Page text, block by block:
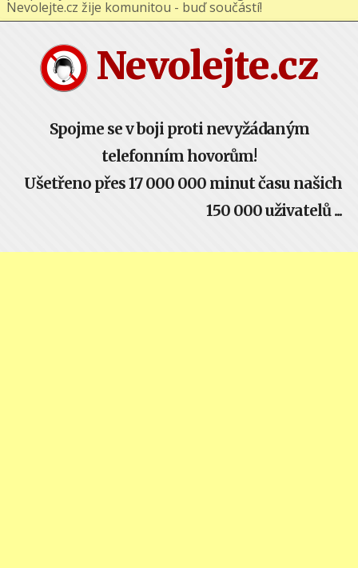
Nevolejte.cz
Spojme se v boji proti nevyžádaným
telefonním hovorům!
Ušetřeno přes 17 000 000 minut času našich
150 000 uživatelů ...
Nevolejte.cz žije komunitou - buď součástí!